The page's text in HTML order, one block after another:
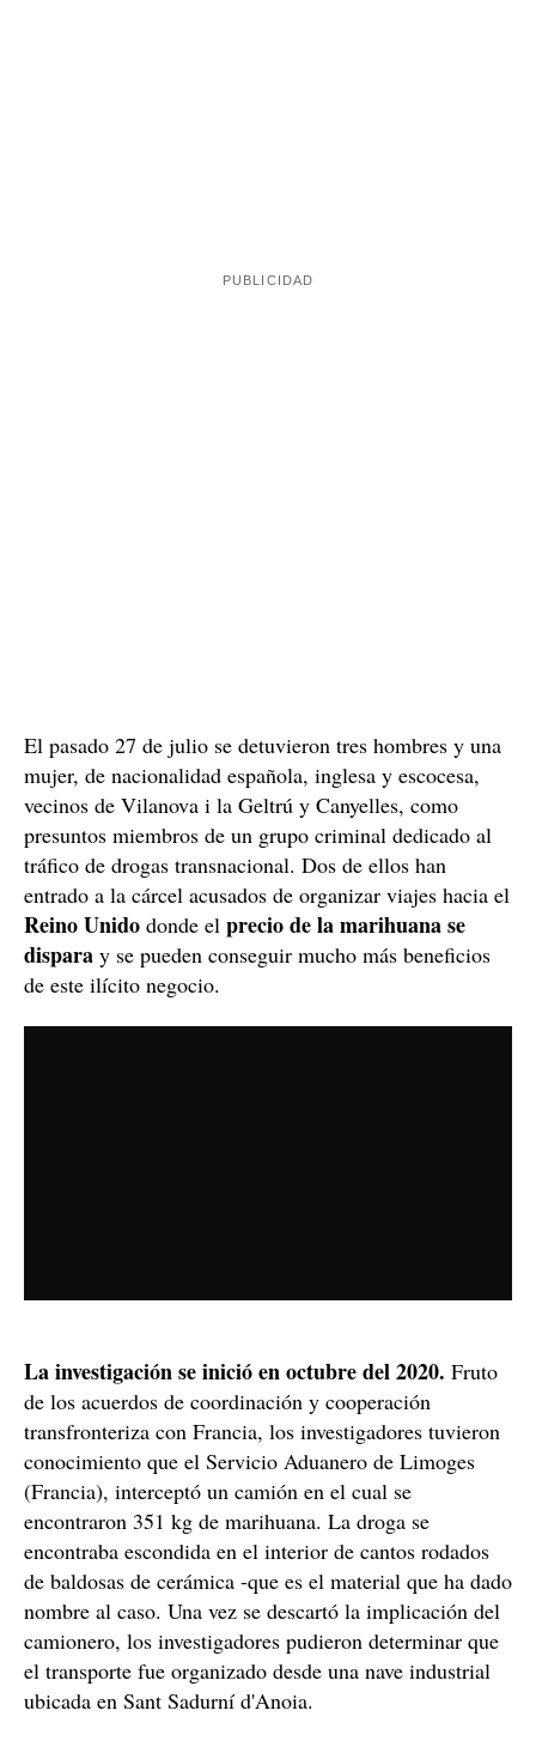
El pasado 27 de julio se detuvieron tres hombres y una
mujer, de nacionalidad española, inglesa y escocesa,
vecinos de Vilanova i la Geltrú y Canyelles, como
presuntos miembros de un grupo criminal dedicado al
tráfico de drogas transnacional. Dos de ellos han
entrado a la cárcel acusados de organizar viajes hacia el
Reino Unido donde el precio de la marihuana se
dispara y se pueden conseguir mucho más beneficios
de este ilícito negocio.